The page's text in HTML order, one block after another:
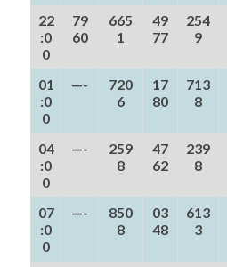
22
:0
0
79
60
665
1
49
77
254
9
01
:0
0
—-
720
6
17
80
713
8
04
:0
0
—-
259
8
47
62
239
8
07
:0
0
—-
850
8
03
48
613
3